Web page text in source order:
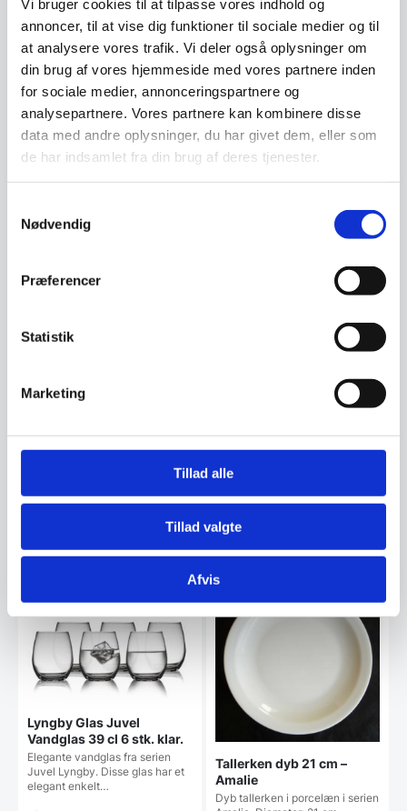
Vi bruger cookies til at tilpasse vores indhold og
annoncer, til at vise dig funktioner til sociale medier og til
at analysere vores trafik. Vi deler også oplysninger om
din brug af vores hjemmeside med vores partnere inden
for sociale medier, annonceringspartnere og
analysepartnere. Vores partnere kan kombinere disse
data med andre oplysninger, du har givet dem, eller som
de har indsamlet fra din brug af deres tjenester.
Nødvendig
Præferencer
Statistik
Marketing
Tillad alle
Tillad valgte
Afvis
Har du spørgsmål til varen? Klik her
Vi prismatcher - Klik her
Relaterede varer
passer perfekt til salat. Skålen
Vi prismatcher
porcelæn fra Amalie-serien.
Vi prismatcher
Lyngby Glas Juvel
Vandglas 39 cl 6 stk. klar.
Elegante vandglas fra serien
Juvel Lyngby. Disse glas har et
elegant enkelt…
Tallerken dyb 21 cm –
Amalie
Dyb tallerken i porcelæn i serien